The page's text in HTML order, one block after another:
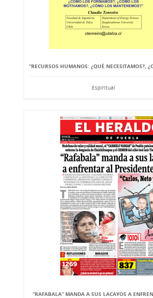
“RECURSOS HUMANOS: ¿QUÉ NECESITAMOS?,
Espiritual
“RAFABALA” MANDA A SUS LACAYOS A